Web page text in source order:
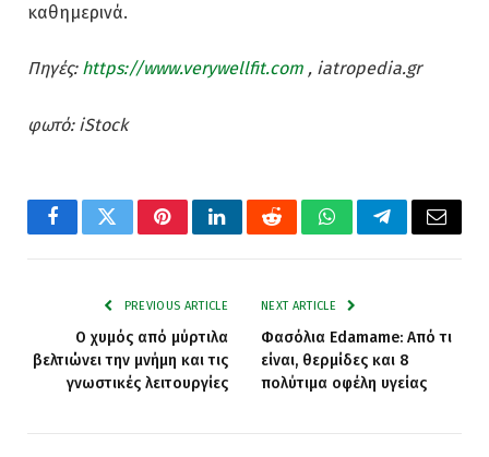
καθημερινά.
Πηγές: https://www.verywellfit.com , iatropedia.gr
φωτό: iStock
FacebookTwitterPinterestLinkedInRedditWhatsAppTelegramEmail
PREVIOUS ARTICLE
Ο χυμός από μύρτιλα
βελτιώνει την μνήμη και τις
γνωστικές λειτουργίες
NEXT ARTICLE
Φασόλια Edamame: Από τι
είναι, θερμίδες και 8
πολύτιμα οφέλη υγείας